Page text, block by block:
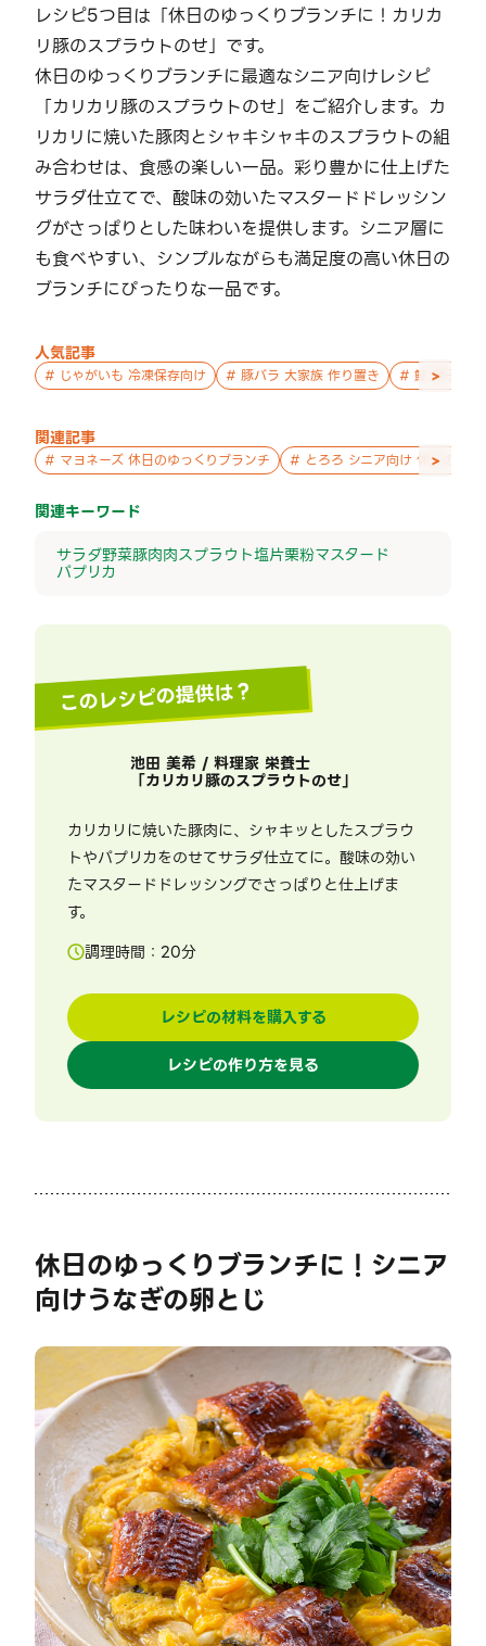
レシピ5つ目は「休日のゆっくりブランチに！カリカ
リ豚のスプラウトのせ」です。
休日のゆっくりブランチに最適なシニア向けレシピ
「カリカリ豚のスプラウトのせ」をご紹介します。カ
リカリに焼いた豚肉とシャキシャキのスプラウトの組
み合わせは、食感の楽しい一品。彩り豊かに仕上げた
サラダ仕立てで、酸味の効いたマスタードドレッシン
グがさっぱりとした味わいを提供します。シニア層に
も食べやすい、シンプルながらも満足度の高い休日の
ブランチにぴったりな一品です。
人気記事
# じゃがいも 冷凍保存向け # 豚バラ 大家族 作り置き # 鮭 親子 作
>
関連記事
# マヨネーズ 休日のゆっくりブランチ # とろろ シニア向け 休日のゆ
>
関連キーワード
サラダ野菜豚肉肉スプラウト塩片栗粉マスタード
パプリカ
このレシピの提供は？
池田 美希 / 料理家 栄養士
「カリカリ豚のスプラウトのせ」
カリカリに焼いた豚肉に、シャキッとしたスプラウ
トやパプリカをのせてサラダ仕立てに。酸味の効い
たマスタードドレッシングでさっぱりと仕上げま
す。
調理時間： 20分
レシピの材料を購入する
レシピの作り方を見る
休日のゆっくりブランチに！シニア
向けうなぎの卵とじ